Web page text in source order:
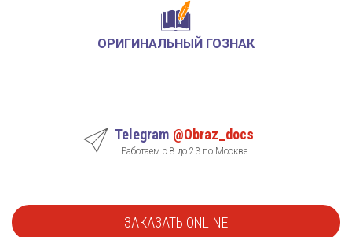
ОРИГИНАЛЬНЫЙ ГОЗНАК
Telegram @Obraz_docs
Работаем с 8 до 23 по Москве
ЗАКАЗАТЬ ONLINE